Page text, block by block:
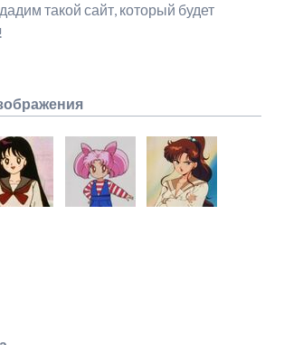
такой сайт, который будет